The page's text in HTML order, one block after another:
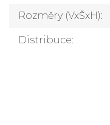
Rozměry (VxŠxH):
Distribuce: